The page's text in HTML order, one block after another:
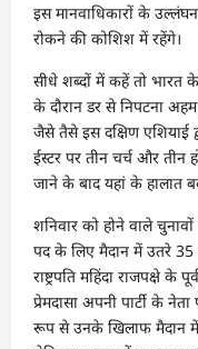
इस मानवाधिकारों के
रोकने की कोशिश में रहेंगे।
सीधे शब्दों में कहें तो भारत
के दौरान डर से निपटना
जैसे तैसे इस दक्षिण एशियाई
ईस्टर पर तीन चर्च और तीन
जाने के बाद यहां के हालात
शनिवार को होने वाले चुनावों
पद के लिए मैदान में उतरे 35
राष्ट्रपति महिंदा राजपक्षे के
प्रेमदासा अपनी पार्टी के
रूप से उनके खिलाफ मैदान